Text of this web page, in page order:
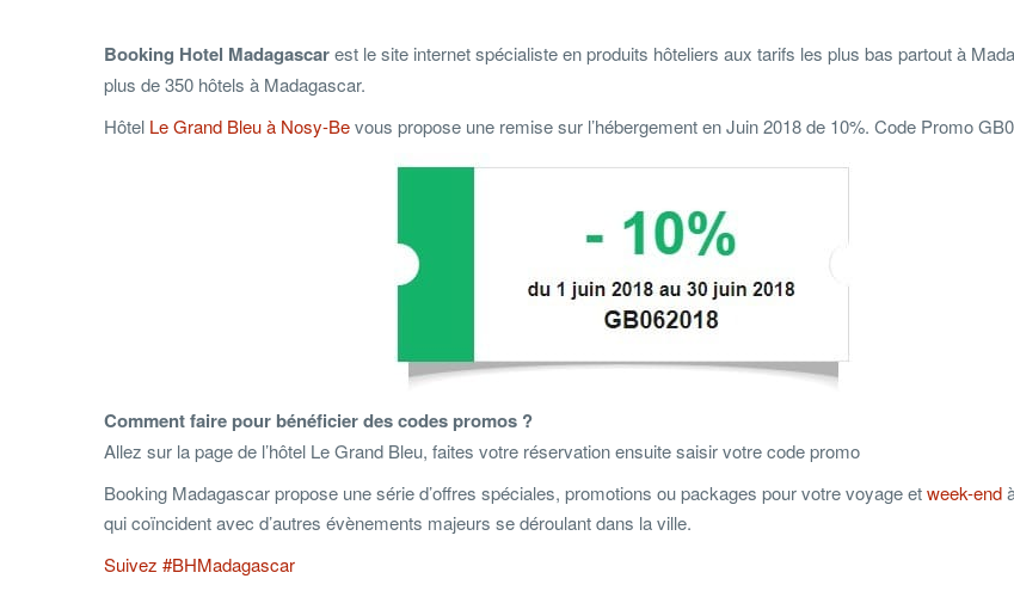
Booking Hotel Madagascarest le site internet spécialiste en produits hôteliers aux tarifs les plus bas partout à
plus de 350 hôtels à Madagascar.
Hôtel Le Grand Bleu à Nosy-Bevous propose une remise sur l’hébergement en Juin 2018 de 10%. Code Promo
Comment faire pour bénéficier des codes promos ?
Allez sur la page de l’hôtel Le Grand Bleu, faites votre réservation ensuite saisir votre code promo
Booking Madagascar propose une série d’offres spéciales, promotions ou packages pour votre voyage etweek-end
qui coïncident avec d’autres évènements majeurs se déroulant dans la ville.
Suivez #BHMadagascar